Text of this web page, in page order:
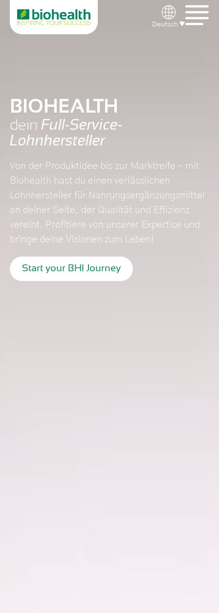
Skip to main navigation
Skip to main content
Skip to page footer
Deutsch
BIOHEALTH
dein Full-Service-
Lohnhersteller
Von der Produktidee bis zur Marktreife – mit
Biohealth hast du einen verlässlichen
Lohnhersteller für Nahrungsergänzungsmittel
an deiner Seite, der Qualität und Effizienz
vereint. Profitiere von unserer Expertise und
bringe deine Visionen zum Leben!
Start your BHI Journey